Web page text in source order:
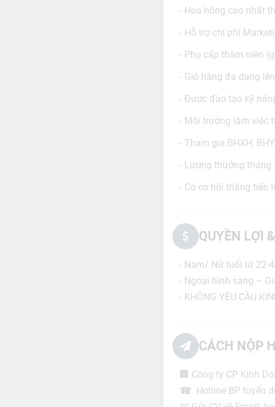
- Hoa hồng cao nhất
- Hỗ trợ chi phí
- Phụ cấp thâm niên
- Giỏ hàng đa dạng
- Được đào tạo kỹ
- Môi trường làm việc
- Tham gia BHXH,
- Lương thưởng tháng
- Có cơ hội thăng tiến
QUYỀN LỢI
- Nam/ Nữ tuổi từ 22-
- Ngoại hình sáng –
- KHÔNG YÊU CẦU
CÁCH NỘP
🏢 Công ty CP Kinh
☎ Hotline BP tuyển